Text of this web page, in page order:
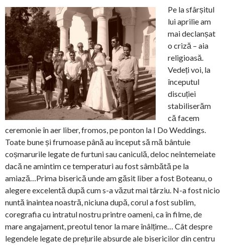
Pe la sfârșitul
lui aprilie am
mai declanșat
o criză – aia
religioasă.
Vedeți voi, la
începutul
discuției
stabiliserăm
că facem
ceremonie în aer liber, fromos, pe ponton la I Do Weddings.
Toate bune și frumoase până au început să mă bântuie
coșmarurile legate de furtuni sau caniculă, deloc neîntemeiate
dacă ne amintim ce temperaturi au fost sâmbătă pe la
amiază…Prima biserică unde am găsit liber a fost Boteanu, o
alegere excelentă după cum s-a văzut mai târziu. N-a fost nicio
nuntă înaintea noastră, niciuna după, corul a fost sublim,
coregrafia cu intratul nostru printre oameni, ca în filme, de
mare angajament, preotul tenor la mare înâlțime… Cât despre
legendele legate de prețurile absurde ale bisericilor din centru